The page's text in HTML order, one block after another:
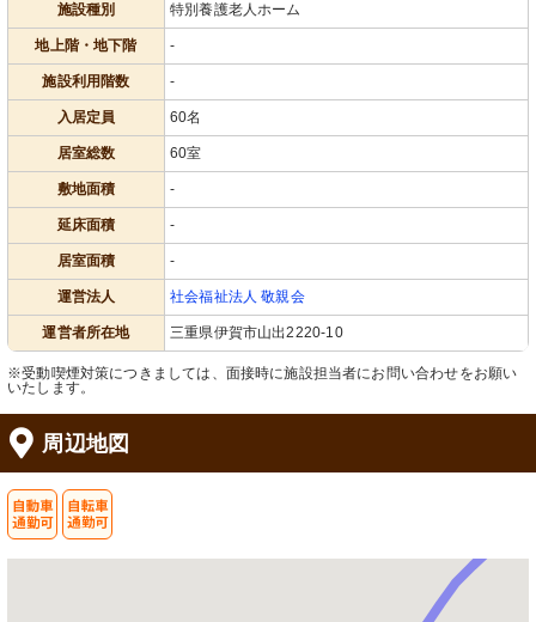
施設種別 特別養護老人ホーム
地上階・地下階 -
施設利用階数 -
入居定員 60名
居室総数 60室
敷地面積 -
延床面積 -
居室面積 -
運営法人 社会福祉法人 敬親会
運営者所在地 三重県伊賀市山出2220-10
※受動喫煙対策につきましては、面接時に施設担当者にお問い合わせをお願い
いたします。
周辺地図